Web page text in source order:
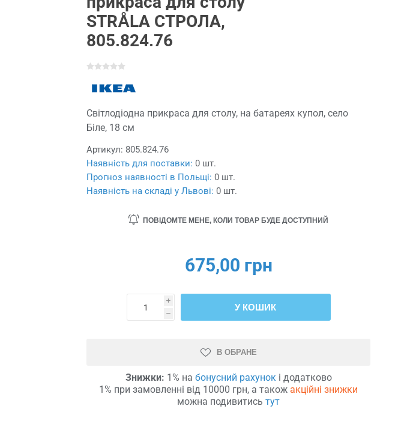
STRÅLA СТРОЛА,
805.824.76
Світлодіодна прикраса для столу, на батареях купол, село
Біле, 18 см
Артикул: 805.824.76
Наявність для поставки: 0 шт.
Прогноз наявності в Польщі: 0 шт.
Наявність на складі у Львові: 0 шт.
ПОВІДОМТЕ МЕНЕ, КОЛИ ТОВАР БУДЕ ДОСТУПНИЙ
675,00 грн
i
h
У КОШИК
В ОБРАНЕ
Знижки: 1% на бонусний рахунокі додатково
1% при замовленні від 10000 грн, а такожакційні знижки
можна подивитисьтут